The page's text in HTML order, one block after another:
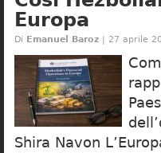
Europa
Di Emanuel Baroz | 27 aprile
Shira Navon